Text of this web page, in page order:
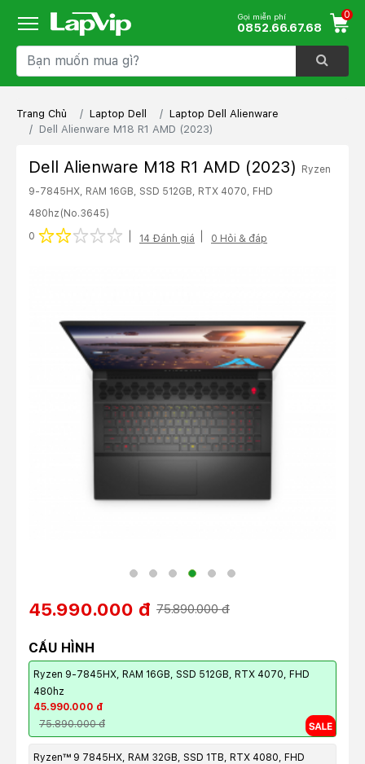
Gọi miễn phí
0852.66.67.68
0
Trang Chủ Laptop Dell
Laptop Dell Alienware
Dell Alienware M18 R1 AMD (2023)
Dell Alienware M18 R1 AMD (2023)
Ryzen
9-7845HX, RAM 16GB, SSD 512GB, RTX 4070, FHD
480hz (No.3645)
0
5 stars
4 stars
3 stars
2 stars
1 star 14 Đánh giá 0 Hỏi & đáp
45.990.000 đ 75.890.000 đ
CẤU HÌNH
Ryzen 9-7845HX, RAM 16GB, SSD 512GB, RTX 4070, FHD
480hz
45.990.000 đ
75.890.000 đ
Ryzen™ 9 7845HX, RAM 32GB, SSD 1TB, RTX 4080, FHD